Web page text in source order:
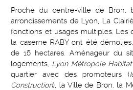
Proche du centre-ville de Bron,
arrondissements de Lyon, La
fonctions et usages multiples. Les
la caserne RABY ont été
de 16 hectares. Aménageur du
logements, Lyon Métropole Habitat
quartier avec des promoteurs (
Construction), la Ville de Bron, la